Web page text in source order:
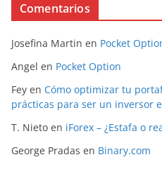
Comentarios
Josefina Martin en Pocket
Angel en Pocket Option
Fey en Cómo optimizar tu
prácticas para ser un inversor
T. Nieto en iForex – ¿Estafa o
George Pradas en Binary.com